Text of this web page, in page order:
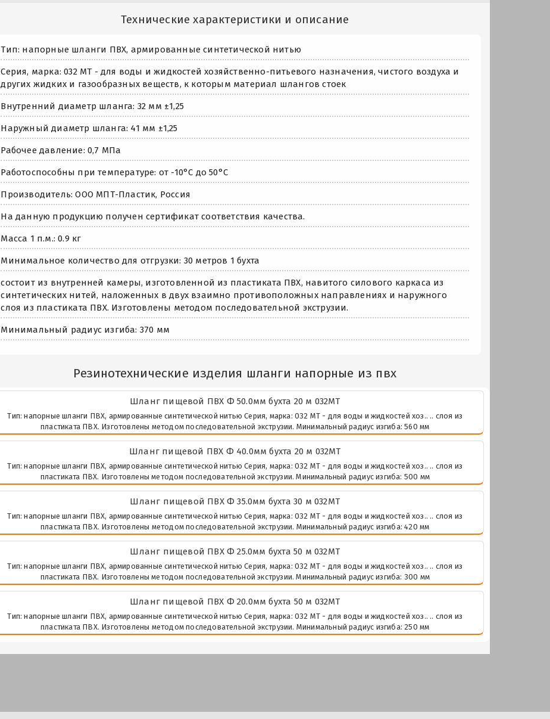
Технические характеристики и описание
Тип: напорные шланги ПВХ, армированные синтетической нитью
Серия, марка: 032 МТ - для воды и жидкостей хозяйственно-питьевого назначения, чистого воздуха и
других жидких и газообразных веществ, к которым материал шлангов стоек
Внутренний диаметр шланга: 32 мм ±1,25
Наружный диаметр шланга: 41 мм ±1,25
Рабочее давление: 0,7 МПа
Работоспособны при температуре: от -10°С до 50°С
Производитель: ООО МПТ-Пластик, Россия
На данную продукцию получен сертификат соответствия качества.
Масса 1 п.м.: 0.9 кг
Минимальное количество для отгрузки: 30 метров 1 бухта
состоит из внутренней камеры, изготовленной из пластиката ПВХ, навитого силового каркаса из
синтетических нитей, наложенных в двух взаимно противоположных направлениях и наружного
слоя из пластиката ПВХ. Изготовлены методом последовательной экструзии.
Минимальный радиус изгиба: 370 мм
Резинотехнические изделия шланги напорные из пвх
Шланг пищевой ПВХ Ф 50.0мм бухта 20 м 032МТ
Тип: напорные шланги ПВХ, армированные синтетической нитью Серия, марка: 032 МТ - для воды и жидкостей хоз.. .. слоя из
пластиката ПВХ. Изготовлены методом последовательной экструзии. Минимальный радиус изгиба: 560 мм
Шланг пищевой ПВХ Ф 40.0мм бухта 20 м 032МТ
Тип: напорные шланги ПВХ, армированные синтетической нитью Серия, марка: 032 МТ - для воды и жидкостей хоз.. .. слоя из
пластиката ПВХ. Изготовлены методом последовательной экструзии. Минимальный радиус изгиба: 500 мм
Шланг пищевой ПВХ Ф 35.0мм бухта 30 м 032МТ
Тип: напорные шланги ПВХ, армированные синтетической нитью Серия, марка: 032 МТ - для воды и жидкостей хоз.. .. слоя из
пластиката ПВХ. Изготовлены методом последовательной экструзии. Минимальный радиус изгиба: 420 мм
Шланг пищевой ПВХ Ф 25.0мм бухта 50 м 032МТ
Тип: напорные шланги ПВХ, армированные синтетической нитью Серия, марка: 032 МТ - для воды и жидкостей хоз.. .. слоя из
пластиката ПВХ. Изготовлены методом последовательной экструзии. Минимальный радиус изгиба: 300 мм
Шланг пищевой ПВХ Ф 20.0мм бухта 50 м 032МТ
Тип: напорные шланги ПВХ, армированные синтетической нитью Серия, марка: 032 МТ - для воды и жидкостей хоз.. .. слоя из
пластиката ПВХ. Изготовлены методом последовательной экструзии. Минимальный радиус изгиба: 250 мм